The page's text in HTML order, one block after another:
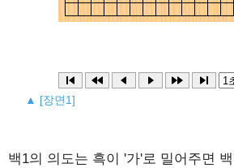
▲ [장면1]
백1의 의도는 흑이 '가'로 밀어주면